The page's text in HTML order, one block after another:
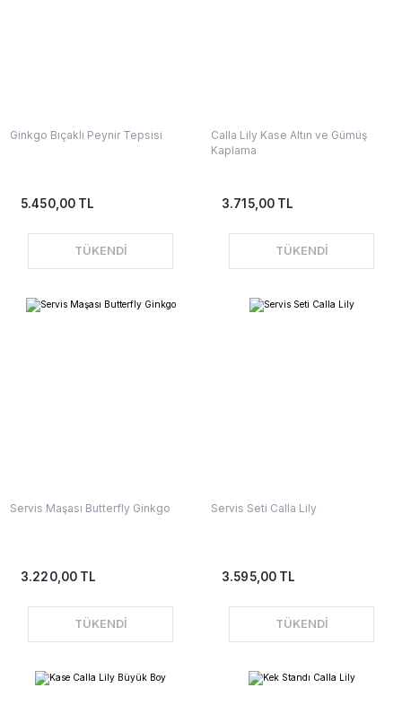
Ginkgo Bıçaklı Peynir Tepsisi
5.450,00 TL
TÜKENDİ
Calla Lily Kase Altın ve Gümüş
Kaplama
3.715,00 TL
TÜKENDİ
Servis Maşası Butterfly Ginkgo
3.220,00 TL
TÜKENDİ
Servis Seti Calla Lily
3.595,00 TL
TÜKENDİ